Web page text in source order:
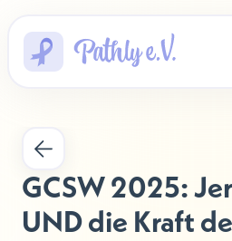
GCSW 2025:
UND die Kraft